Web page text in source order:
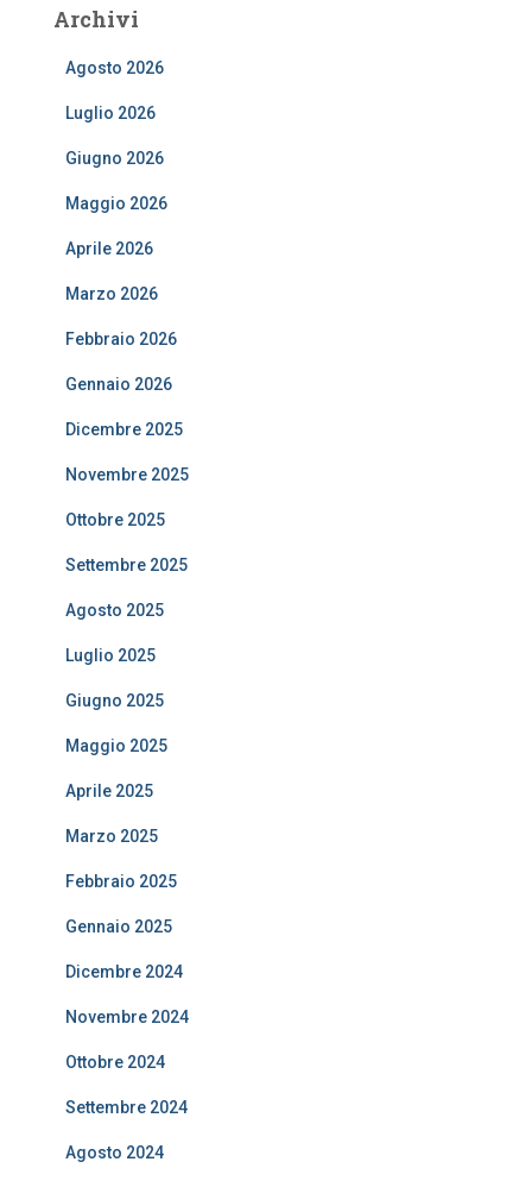
Archivi
Agosto 2026
Luglio 2026
Giugno 2026
Maggio 2026
Aprile 2026
Marzo 2026
Febbraio 2026
Gennaio 2026
Dicembre 2025
Novembre 2025
Ottobre 2025
Settembre 2025
Agosto 2025
Luglio 2025
Giugno 2025
Maggio 2025
Aprile 2025
Marzo 2025
Febbraio 2025
Gennaio 2025
Dicembre 2024
Novembre 2024
Ottobre 2024
Settembre 2024
Agosto 2024